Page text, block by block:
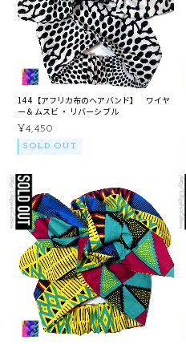
144【アフリカ布のヘアバンド】 ワイヤ
ー＆ムスビ ・ リバーシブル
¥4,450
SOLD OUT